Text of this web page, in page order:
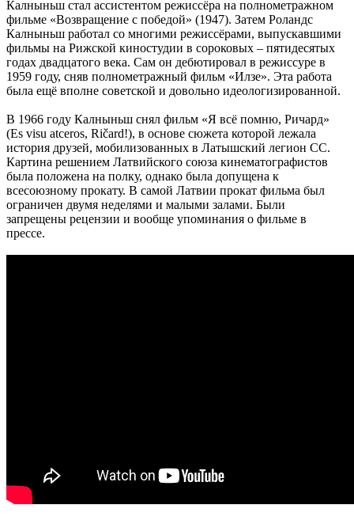
Калныньш стал ассистентом режиссёра на полнометражном
фильме «Возвращение с победой» (1947). Затем Роландс
Калныньш работал со многими режиссёрами, выпускавшими
фильмы на Рижской киностудии в сороковых – пятидесятых
годах двадцатого века. Сам он дебютировал в режиссуре в
1959 году, сняв полнометражный фильм «Илзе». Эта работа
была ещё вполне советской и довольно идеологизированной.
В 1966 году Калныньш снял фильм «Я всё помню, Ричард»
(Es visu atceros, Ričard!), в основе сюжета которой лежала
история друзей, мобилизованных в Латышский легион СС.
Картина решением Латвийского союза кинематографистов
была положена на полку, однако была допущена к
всесоюзному прокату. В самой Латвии прокат фильма был
ограничен двумя неделями и малыми залами. Были
запрещены рецензии и вообще упоминания о фильме в
прессе.